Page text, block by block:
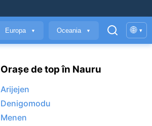
Europa ▼ Oceania ▼ 🌐 ▾
Orașe de top în Nauru
Arijejen
Denigomodu
Menen